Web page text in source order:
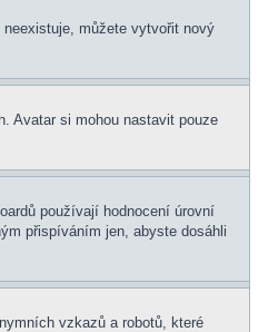
můžete vytvořit nový
Avatar si mohou nastavit pouze
používají hodnocení úrovní
přispíváním jen, abyste dosáhli
vzkazů a robotů, které